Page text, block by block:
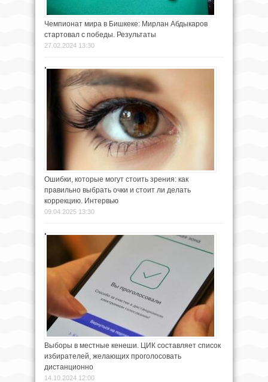
Чемпионат мира в Бишкеке: Мирлан Абдыкаров
стартовал с победы. Результаты
27.02.2024 13:30
Ошибки, которые могут стоить зрения: как
правильно выбрать очки и стоит ли делать
коррекцию. Интервью
09.04.2025 13:30
Выборы в местные кенеши. ЦИК составляет список
избирателей, желающих проголосовать
дистанционно
14.10.2024 12:00